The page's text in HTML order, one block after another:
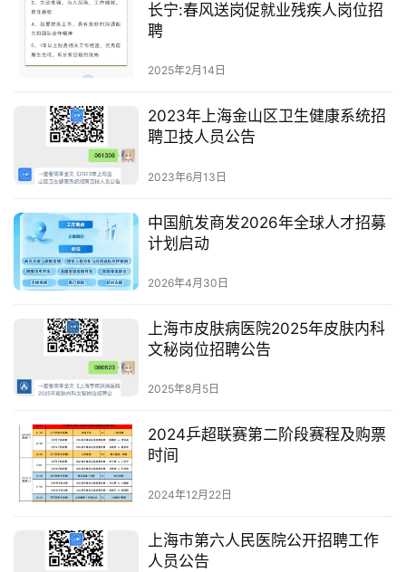
长宁:春风送岗促就业残疾人岗位招
聘
2025年2月14日
2023年上海金山区卫生健康系统招
聘卫技人员公告
2023年6月13日
中国航发商发2026年全球人才招募
计划启动
2026年4月30日
上海市皮肤病医院2025年皮肤内科
文秘岗位招聘公告
2025年8月5日
2024乒超联赛第二阶段赛程及购票
时间
2024年12月22日
上海市第六人民医院公开招聘工作
人员公告